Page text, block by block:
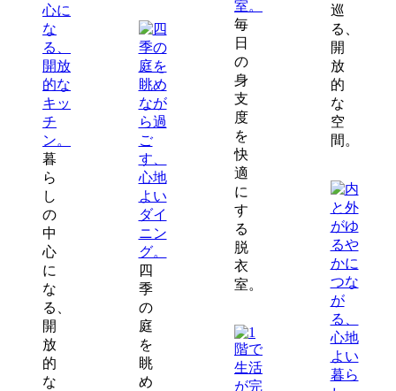
巡
る、
開
放
的
な
空
間。
毎
日
の
身
支
度
を
快
適
に
す
る
脱
衣
室。
暮
ら
し
の
中
心
に
な
る、
開
放
的
な
四
季
の
庭
を
眺
め